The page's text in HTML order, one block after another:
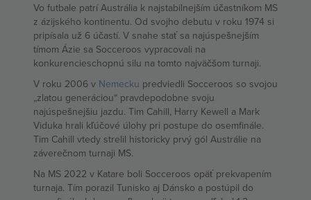
Vo futbale patrí Austrália k najstabilnejším účastníkom MS
z ázijského kontinentu. Od svojho debutu v roku 1974 si
pripísala už 6 účastí. V snahe stať sa najúspešnejším
tímom Ázie sa Socceroos vypracovali na
konkurencieschopnú silu na tomto najväčšom turnaji.
V roku 2006 v Nemecku predviedli Socceroos so svojou
„zlatou generáciou“ pravdepodobne svoju
najúspešnejšiu jazdu. Tim Cahill, Harry Kewell a Mark
Viduka hrali kľúčové úlohy pri postupe do osemfinále.
Tim Cahill vtedy strelil historicky prvý gól Austrálie na
záverečnom turnaji MS.
Na MS 2022 v Katare boli Socceroos opäť prekvapením
turnaja. Tím porazil Tunisko aj Dánsko a postúpil do